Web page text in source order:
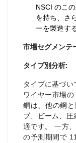
NSCI のこ
を持ち、さ
ーを製造す
市場セグメンテ
タイプ別分析:
タイプに基づ
ワイヤー市場
鋼は、他の鋼
ブ、ビーム、
適です。 一方
の予測期間で